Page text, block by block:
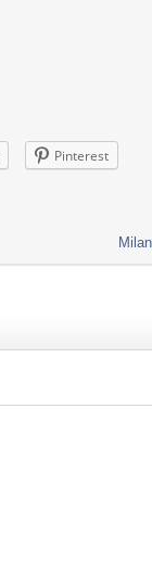
Pinterest